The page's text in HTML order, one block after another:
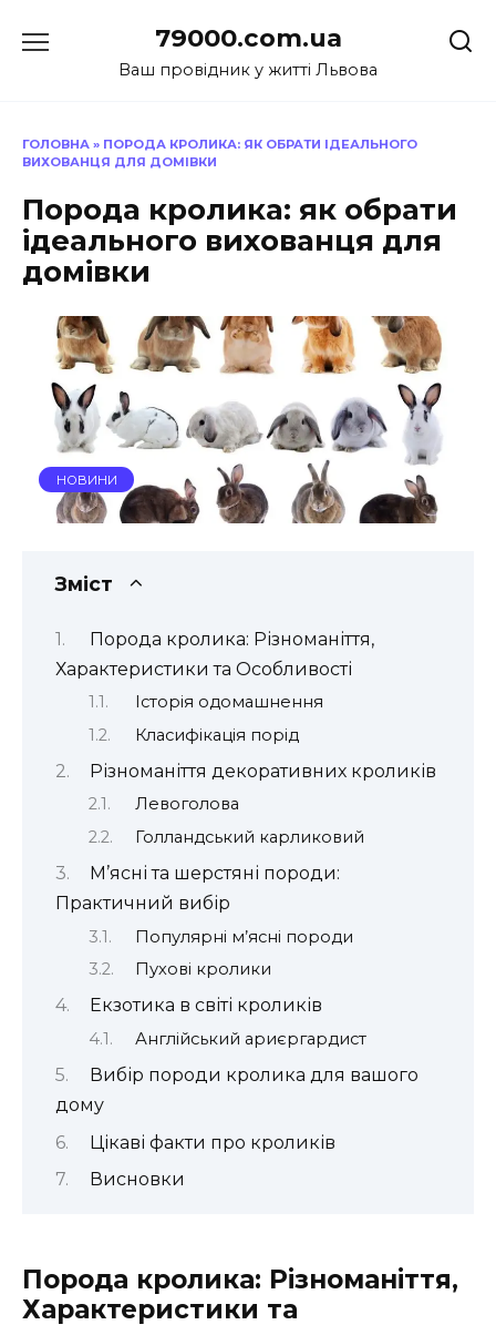
до
79000.com.ua
Ваш провідник у житті Львова
ГОЛОВНА » ПОРОДА КРОЛИКА: ЯК ОБРАТИ ІДЕАЛЬНОГО
ВИХОВАНЦЯ ДЛЯ ДОМІВКИ
Порода кролика: як обрати
ідеального вихованця для
домівки
НОВИНИ
Зміст
Порода кролика: Різноманіття,
Характеристики та Особливості
Історія одомашнення
Класифікація порід
Різноманіття декоративних кроликів
Левоголова
Голландський карликовий
М’ясні та шерстяні породи:
Практичний вибір
Популярні м’ясні породи
Пухові кролики
Екзотика в світі кроликів
Англійський ариєргардист
Вибір породи кролика для вашого
дому
Цікаві факти про кроликів
Висновки
Порода кролика: Різноманіття,
Характеристики та